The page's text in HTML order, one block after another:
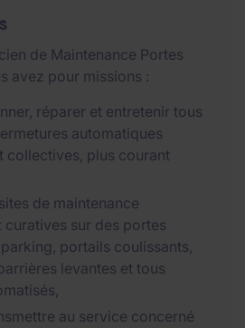
de Maintenance Portes
avez pour missions :
réparer et entretenir tous
automatiques
collectives, plus courant
de maintenance
curatives sur des portes
portails coulissants,
levantes et tous
au service concerné